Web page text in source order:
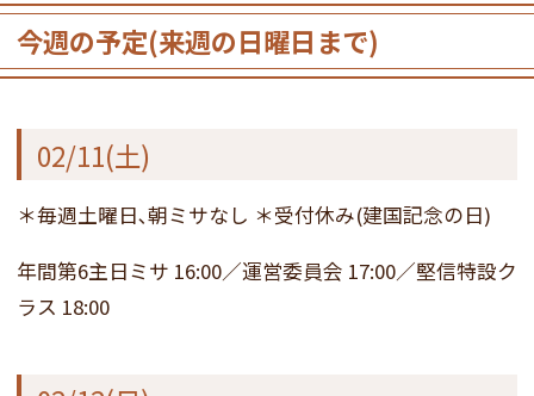
今週の予定(来週の日曜日まで)
02/11(土)
＊毎週土曜日､朝ミサなし ＊受付休み(建国記念の日)
年間第6主日ミサ 16:00／運営委員会 17:00／堅信特設ク
ラス 18:00